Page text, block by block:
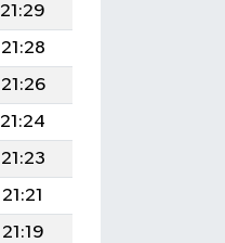
21:29
21:28
21:26
21:24
21:23
21:21
21:19